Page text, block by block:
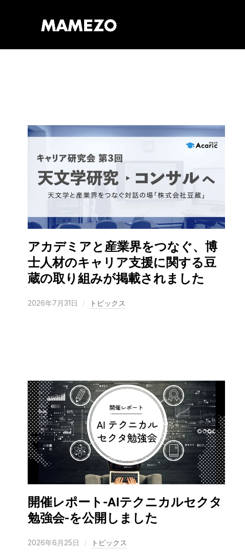
アカデミアと産業界をつなぐ、博
士人材のキャリア支援に関する豆
蔵の取り組みが掲載されました
2026年7月31日 トピックス
開催レポート-AIテクニカルセクタ
勉強会-を公開しました
2026年6月25日 トピックス